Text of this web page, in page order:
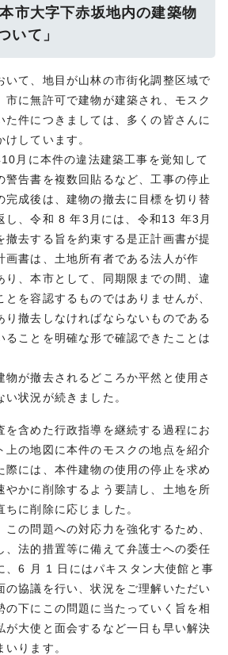
市大字下赤坂地内の建築物
いて」
いて、地目が山林の市街化調整区域で
市に無許可で建物が建築され、モスク
た件につきましては、多くの皆さんに
しています。
月に本件の違法建築工事を覚知して
警告書を複数回貼るなど、工事の停止
完成後は、建物の撤去に目標を切り替
し、令和 8 年3月には、令和13 年3月
撤去する旨を約束する是正計画書が提
画書は、土地所有者である法人が作
り、本市として、同期限までの間、違
を容認するものではありませんが、
り撤去しなければならないものである
ることを明確な形で確認できたことは
物が撤去されるどころか平然と使用さ
状況が続きました。
を含めた行政指導を継続する過程にお
上の地図に本件のモスクの地点を紹介
際には、本件建物の使用の停止を求め
やかに削除するよう要請し、土地を所
に削除に応じました。
この問題への対応力を強化するため、
、法的措置等に備えて弁護士への委任
、6 月 1 日にはパキスタン大使館と事
の協議を行い、状況をご理解いただい
の下にこの問題に当たっていく旨を相
が大使と面会するなど一日も早い解決
ります。